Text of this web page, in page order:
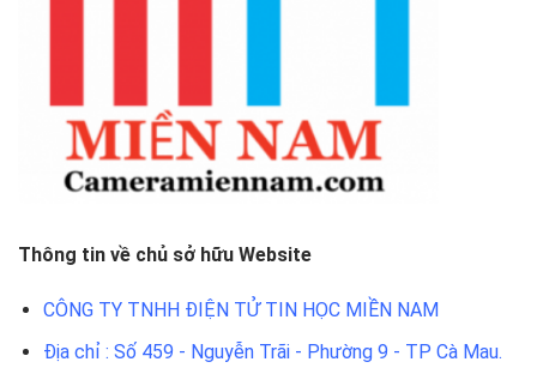
Thông tin về chủ sở hữu Website
CÔNG TY TNHH ĐIỆN TỬ TIN HỌC MIỀN NAM
Địa chỉ : Số 459 - Nguyễn Trãi - Phường 9 - TP Cà Mau.